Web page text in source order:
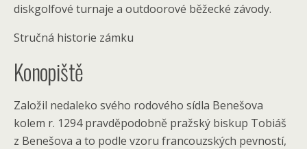
diskgolfové turnaje a outdoorové běžecké závody.
Stručná historie zámku
Konopiště
Založil nedaleko svého rodového sídla Benešova
kolem r. 1294 pravděpodobně pražský biskup Tobiáš
z Benešova a to podle vzoru francouzských pevností,